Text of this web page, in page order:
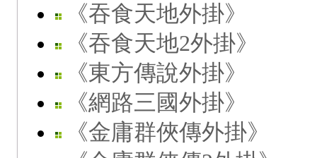
《吞食天地外掛》
《吞食天地2外掛》
《東方傳說外掛》
《網路三國外掛》
《金庸群俠傳外掛》